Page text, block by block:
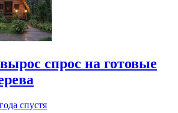
спрос на готовые
спустя